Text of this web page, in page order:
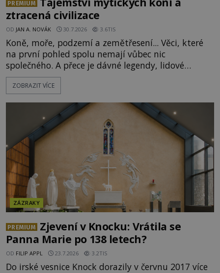
PREMIUM
ztracená civilizace
OD JAN A. NOVÁK 30.7.2026 3.6TIS
Koně, moře, podzemí a zemětřesení... Věci, které
na první pohled spolu nemají vůbec nic
společného. A přece je dávné legendy, lidové
pohádky i podvědomí psychicky nemocných lidí
podivným způsobem vzájemně propojují. Je
tajemství pocházející ze samých počátků lidské
civilizace? Nebo dokonce z temných vod minulosti
ještě mnohem hlubších? [g
ZOBRAZIT VÍCE
ZÁZRAKY
PREMIUM
Zjevení v Knocku: Vrátila se
Panna Marie po 138 letech?
OD FILIP APPL 23.7.2026 3.2TIS
Do irské vesnice Knock dorazily v červnu 2017 více